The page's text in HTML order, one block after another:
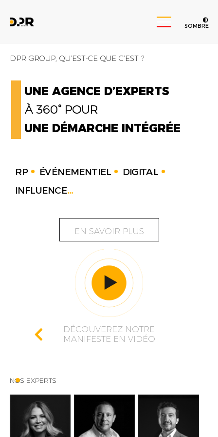
SOMBRE
DPR GROUP, QU’EST-CE QUE C’EST ?
UNE AGENCE D’EXPERTS
À 360° POUR
UNE DÉMARCHE INTÉGRÉE
RP ÉVÉNEMENTIEL
DIGITAL
INFLUENCE...
EN SAVOIR PLUS
DÉCOUVEREZ NOTRE
MANIFESTE EN VIDÉO
NOS EXPERTS